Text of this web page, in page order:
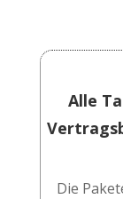
Alle
Die